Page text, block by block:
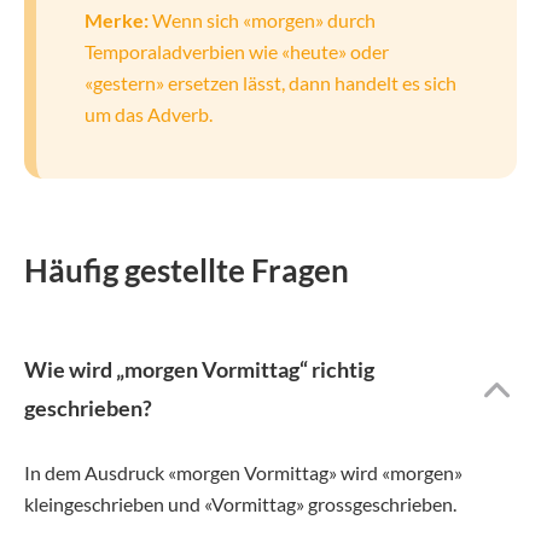
Merke:Wenn sich «morgen» durch
Temporaladverbien wie «heute» oder
«gestern» ersetzen lässt, dann handelt es sich
um das Adverb.
Häufig gestellte Fragen
Wie wird „morgen Vormittag“ richtig
geschrieben?
In dem Ausdruck «morgen Vormittag» wird «morgen»
kleingeschrieben und «Vormittag» grossgeschrieben.